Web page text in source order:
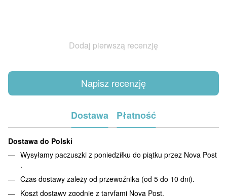
Dodaj pierwszą recenzję
Napisz recenzję
Dostawa Płatność
Dostawa do Polski
Wysyłamy paczuszki z poniedziłku do piątku przez Nova Post
.
Czas dostawy zależy od przewoźnika (od 5 do 10 dni).
Koszt dostawy zgodnie z taryfami Nova Post.